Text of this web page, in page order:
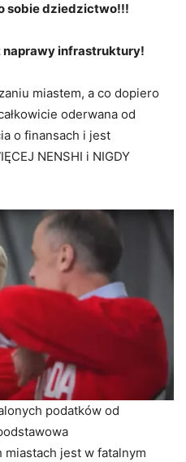
sobie dziedzictwo!!!
naprawy infrastruktury!
miastem, a co dopiero
oderwana od
o finansach i jest
NENSHI i NIGDY
podatków od
jest w fatalnym